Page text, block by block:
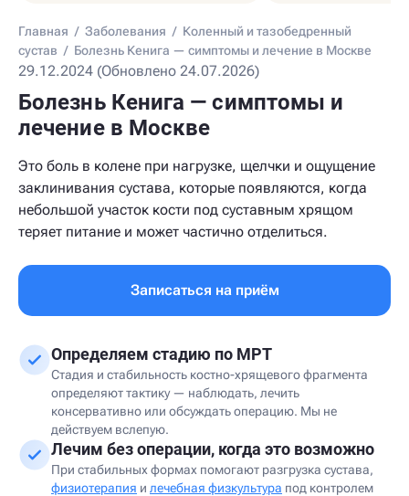
Главная / Заболевания / Коленный и тазобедренный
сустав / Болезнь Кенига — симптомы и лечение в Москве
29.12.2024 (Обновлено 24.07.2026)
Болезнь Кенига — симптомы и
лечение в Москве
Это боль в колене при нагрузке, щелчки и ощущение
заклинивания сустава, которые появляются, когда
небольшой участок кости под суставным хрящом
теряет питание и может частично отделиться.
Записаться на приём
Определяем стадию по МРТ
Стадия и стабильность костно-хрящевого фрагмента
определяют тактику — наблюдать, лечить
консервативно или обсуждать операцию. Мы не
действуем вслепую.
Лечим без операции, когда это возможно
При стабильных формах помогают разгрузка сустава,
физиотерапия и лечебная физкультура под контролем